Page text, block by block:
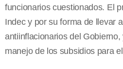
funcionarios cuestionados. El
Indec y por su forma de llevar
antiinflacionarios del Gobierno,
manejo de los subsidios para